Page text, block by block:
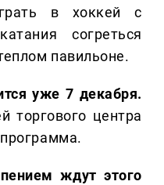
в хоккей с
согреться
павильоне.
уже 7 декабря.
торгового центра
ждут этого